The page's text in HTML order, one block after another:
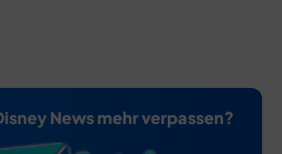
News mehr verpassen?